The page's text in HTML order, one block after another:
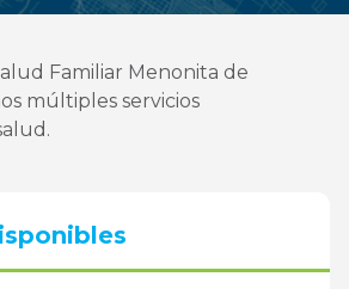
Familiar Menonita de
múltiples servicios